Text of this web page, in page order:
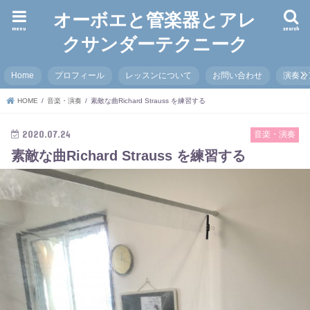
オーボエと管楽器とアレ
クサンダーテクニーク
search
menu
Home プロフィール レッスンについて お問い合わせ 演奏と
HOME 音楽・演奏 素敵な曲Richard Strauss を練習する
音楽・演奏
2020.07.24
素敵な曲Richard Strauss を練習する